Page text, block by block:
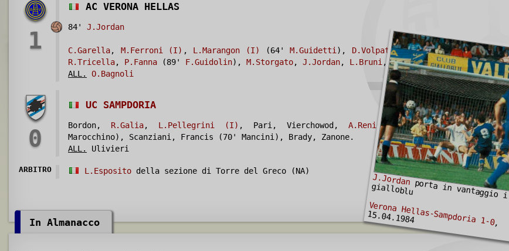
J.Jordanporta in vantaggio i
gialloblu
Verona Hellas-Sampdoria 1-0,
15.04.1984
1
AC VERONA HELLAS
84' J.Jordan
C.Garella, M.Ferroni (I) , L.Marangon (I) (64'M.Guidetti ), D.Volpati,S.Fontolan (I),
R.Tricella, P.Fanna (89' F.Guidolin), M.Storgato, J.Jordan, L.Bruni ,G.Galderisi.
ALL.
O.Bagnoli
0
UC SAMPDORIA
Bordon, R.Galia, L.Pellegrini (I) , Pari, Vierchowod, A.Renica, Casagrande (60'
Marocchino), Scanziani, Francis (70' Mancini), Brady, Zanone.
ALL.
Ulivieri
ARBITRO L.Esposito della sezione di Torre del Greco (NA)
In Almanacco